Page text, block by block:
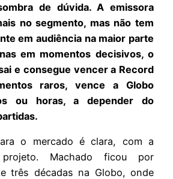
de dúvida. A emissora
no segmento, mas não tem
em audiência na maior parte
em momentos decisivos, o
e consegue vencer a Record
raros, vence a Globo
ou horas, a depender do
o mercado é clara, com a
Machado ficou por
três décadas na Globo, onde